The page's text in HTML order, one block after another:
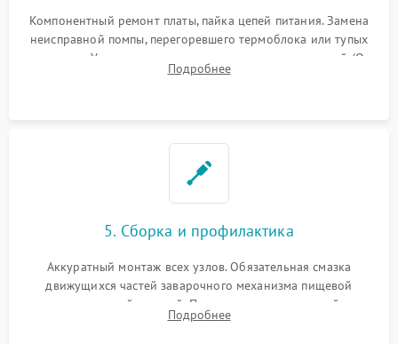
Компонентный ремонт платы, пайка цепей питания. Замена
неисправной помпы, перегоревшего термоблока или тупых
жерновов. Установка новых силиконовых уплотнителей (O-
ring) и тефлоновых трубок для надежного устранения
Подробнее
5. Сборка и профилактика
Аккуратный монтаж всех узлов. Обязательная смазка
движущихся частей заварочного механизма пищевой
силиконовой смазкой. Проведение программной
декальцинации и очистки системы от кофейных масел.
Подробнее